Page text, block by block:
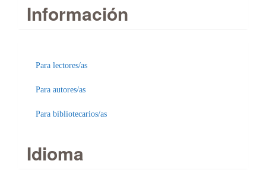
Información
Para lectores/as
Para autores/as
Para bibliotecarios/as
Idioma